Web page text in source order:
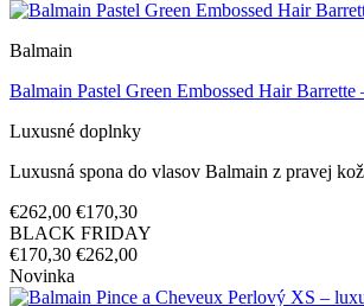
Balmain
Balmain Pastel Green Embossed Hair
Luxusné doplnky
Luxusná spona do vlasov Balmain z pravej
€262,00 €170,30
BLACK FRIDAY
€170,30 €262,00
Novinka